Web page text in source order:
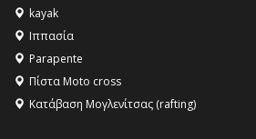
kayak
Ιππασία
Parapente
Πίστα Moto cross
Κατάβαση Μογλενίτσας (rafting)